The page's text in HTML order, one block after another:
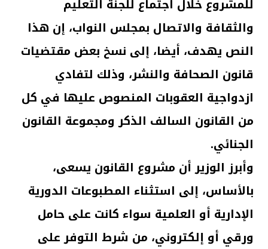
للمشروع خلال اجتماع للجنة التعليم
والثقافة والاتصال بمجلس النواب، إن هذا
النص يهدف، أيضا، إلى نسخ بعض مقتضيات
قانون الصحافة والنشر، وذلك لتفادي
ازدواجية العقوبات المنصوص عليها في كل
من القانون السالف الذكر ومجموعة القانون
الجنائي.
وأبرز الوزير أن مشروع القانون يسعى،
بالأساس، إلى استثناء المطبوعات الدورية
الإدارية أو العلمية سواء كانت على حامل
ورقي أو إلكتروني، من شرط التوفر على